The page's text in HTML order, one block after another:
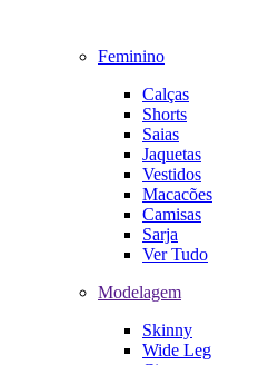
Feminino
Calças
Shorts
Saias
Jaquetas
Vestidos
Macacões
Camisas
Sarja
Ver Tudo
Modelagem
Skinny
Wide Leg